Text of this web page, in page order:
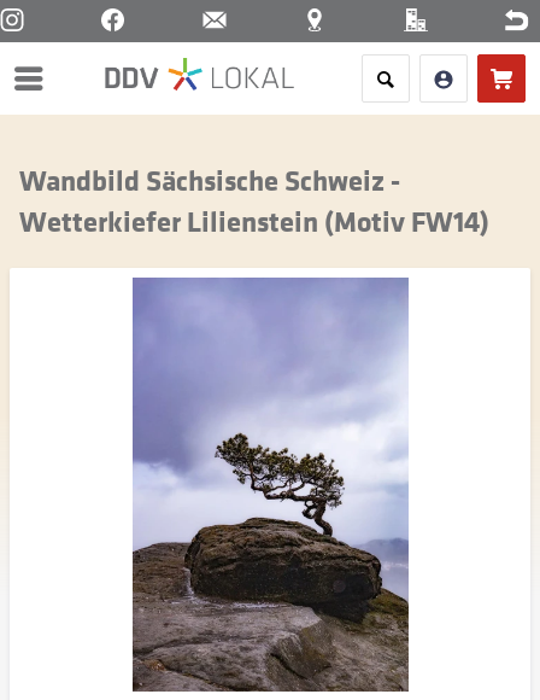
Menü
Wandbild Sächsische Schweiz -
Wetterkiefer Lilienstein (Motiv FW14)